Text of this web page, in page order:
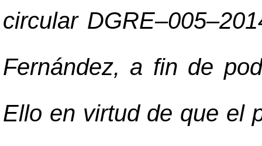
circular DGRE–005–
Fernández, a fin de
Ello en virtud de que el